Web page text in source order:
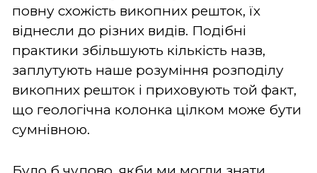
повну схожість викопних решток, їх
віднесли до різних видів. Подібні
практики збільшують кількість назв,
заплутують наше розуміння розподілу
викопних решток і приховують той факт,
що геологічна колонка цілком може бути
сумнівною.